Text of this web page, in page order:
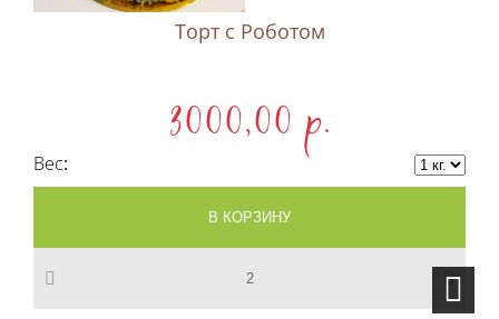
Торт с Роботом
3000,00 p.
Вес